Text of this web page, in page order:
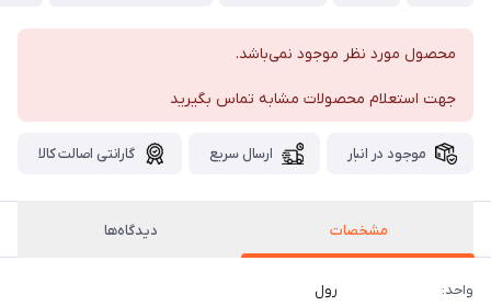
محصول مورد نظر موجود نمی‌باشد.
جهت استعلام محصولات مشابه تماس بگیرید
موجود در انبار ارسال سریع گارانتی اصالت کالا
مشخصات دیدگاه‌ها
واحد: رول